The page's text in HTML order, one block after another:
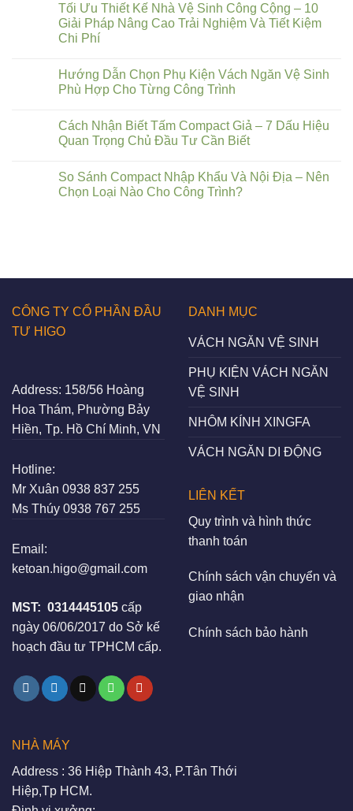
Tối Ưu Thiết Kế Nhà Vệ Sinh Công Cộng – 10
Giải Pháp Nâng Cao Trải Nghiệm Và Tiết Kiệm
Chi Phí
Hướng Dẫn Chọn Phụ Kiện Vách Ngăn Vệ Sinh
Phù Hợp Cho Từng Công Trình
Cách Nhận Biết Tấm Compact Giả – 7 Dấu Hiệu
Quan Trọng Chủ Đầu Tư Cần Biết
So Sánh Compact Nhập Khẩu Và Nội Địa – Nên
Chọn Loại Nào Cho Công Trình?
CÔNG TY CỔ PHẦN ĐẦU
TƯ HIGO
Address: 158/56 Hoàng
Hoa Thám, Phường Bảy
Hiền, Tp. Hồ Chí Minh, VN
Hotline:
Mr Xuân 0938 837 255
Ms Thúy 0938 767 255
Email:
ketoan.higo@gmail.com
MST: 0314445105 cấp
ngày 06/06/2017 do Sở kế
hoạch đầu tư TPHCM cấp.
DANH MỤC
VÁCH NGĂN VỆ SINH
PHỤ KIỆN VÁCH NGĂN
VỆ SINH
NHÔM KÍNH XINGFA
VÁCH NGĂN DI ĐỘNG
LIÊN KẾT
Quy trình và hình thức
thanh toán
Chính sách vận chuyển và
giao nhận
Chính sách bảo hành
NHÀ MÁY
Address : 36 Hiệp Thành 43, P.Tân Thới
Hiệp,Tp HCM.